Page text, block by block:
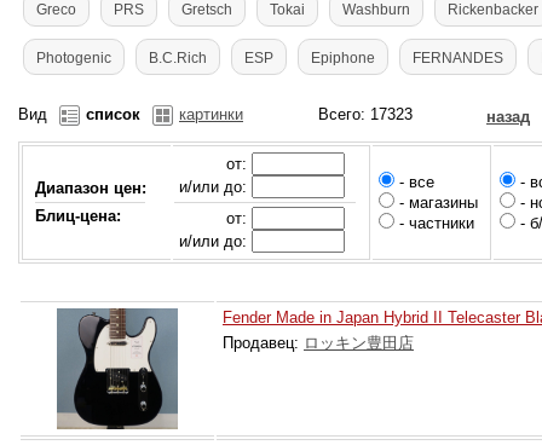
Greco PRS Gretsch Tokai Washburn Rickenbacker
Photogenic B.C.Rich ESP Epiphone FERNANDES
Вид список картинки Всего: 17323 назад
Диапазон цен:
Блиц-цена:
от:
и/или до:
от:
и/или до:
- все
- магазины
- частники
-
-
-
Fender Made in Japan Hybrid II Telecaster
Продавец: ロッキン豊田店